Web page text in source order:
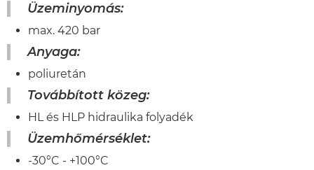
Üzeminyomás:
max. 420 bar
Anyaga:
poliuretán
Továbbított közeg:
HL és HLP hidraulika folyadék
Üzemhőmérséklet:
-30°C - +100°C